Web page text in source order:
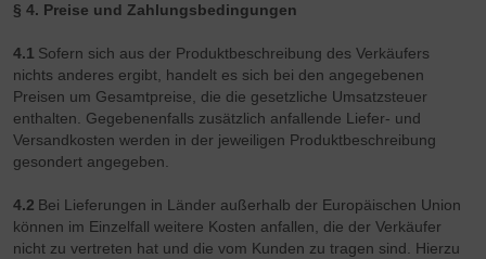
§ 4. Preise und Zahlungsbedingungen
4.1 Sofern sich aus der Produktbeschreibung des Verkäufers
nichts anderes ergibt, handelt es sich bei den angegebenen
Preisen um Gesamtpreise, die die gesetzliche Umsatzsteuer
enthalten. Gegebenenfalls zusätzlich anfallende Liefer- und
Versandkosten werden in der jeweiligen Produktbeschreibung
gesondert angegeben.
4.2 Bei Lieferungen in Länder außerhalb der Europäischen Union
können im Einzelfall weitere Kosten anfallen, die der Verkäufer
nicht zu vertreten hat und die vom Kunden zu tragen sind. Hierzu